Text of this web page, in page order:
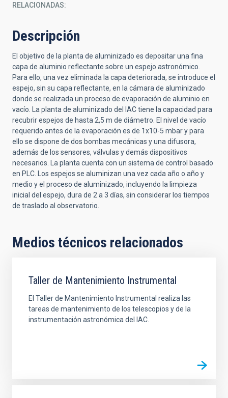
RELACIONADAS:
Descripción
El objetivo de la planta de aluminizado es depositar una fina
capa de aluminio reflectante sobre un espejo astronómico.
Para ello, una vez eliminada la capa deteriorada, se introduce el
espejo, sin su capa reflectante, en la cámara de aluminizado
donde se realizada un proceso de evaporación de aluminio en
vacío. La planta de aluminizado del IAC tiene la capacidad para
recubrir espejos de hasta 2,5 m de diámetro. El nivel de vacío
requerido antes de la evaporación es de 1x10-5 mbar y para
ello se dispone de dos bombas mecánicas y una difusora,
además de los sensores, válvulas y demás dispositivos
necesarios. La planta cuenta con un sistema de control basado
en PLC. Los espejos se aluminizan una vez cada año o año y
medio y el proceso de aluminizado, incluyendo la limpieza
inicial del espejo, dura de 2 a 3 días, sin considerar los tiempos
de traslado al observatorio.
Medios técnicos relacionados
Taller de Mantenimiento Instrumental
El Taller de Mantenimiento Instrumental realiza las
tareas de mantenimiento de los telescopios y de la
instrumentación astronómica del IAC.